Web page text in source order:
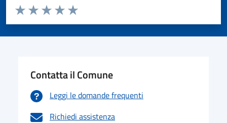
Valuta da 1 a 5 stelle la pagina
Valuta 5 stelle su 5
Valuta 4 stelle su 5
Valuta 3 stelle su 5
Valuta 2 stelle su 5
Valuta 1 stelle su 5
Contatta il Comune
Leggi le domande frequenti
Richiedi assistenza